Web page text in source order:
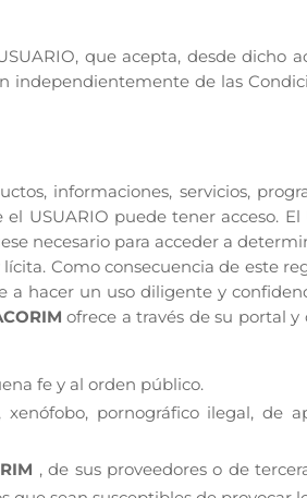
que acepta, desde dicho
independientemente de las
informaciones, servicios,
el USUARIO puede tener acceso.
necesario para acceder a
Como consecuencia de este
a hacer un uso diligente y
ofrece a través de su portal
fe y al orden público.
pornográfico ilegal, de
, de sus proveedores o de